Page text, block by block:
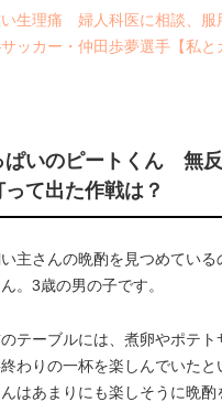
生理痛 婦人科医に相談、服
カー・仲田歩夢選手【私と
ぱいのピートくん 無
て出た作戦は？
主さんの晩酌を見つめている
。3歳の男の子です。
テーブルには、煮卵やポテト
わりの一杯を楽しんでいたと
はあまりにも楽しそうに晩酌